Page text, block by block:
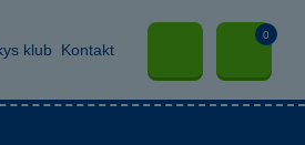
klub Kontakt
0